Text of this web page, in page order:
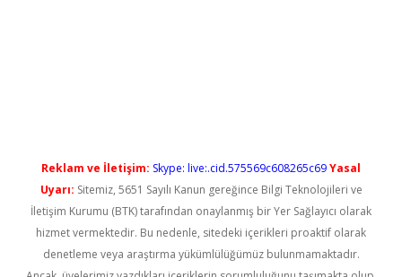
Reklam ve İletişim: Skype: live:.cid.575569c608265c69Yasal
Uyarı: Sitemiz, 5651 Sayılı Kanun gereğince Bilgi Teknolojileri ve
İletişim Kurumu (BTK) tarafından onaylanmış bir Yer Sağlayıcı olarak
hizmet vermektedir. Bu nedenle, sitedeki içerikleri proaktif olarak
denetleme veya araştırma yükümlülüğümüz bulunmamaktadır.